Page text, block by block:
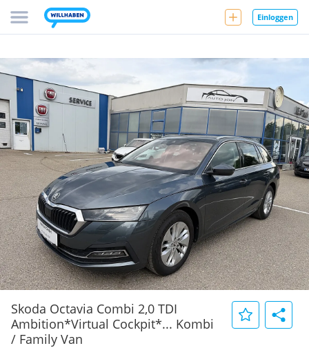
Einloggen
Skoda Octavia Combi 2,0 TDI
Ambition*Virtual Cockpit*... Kombi
/ Family Van